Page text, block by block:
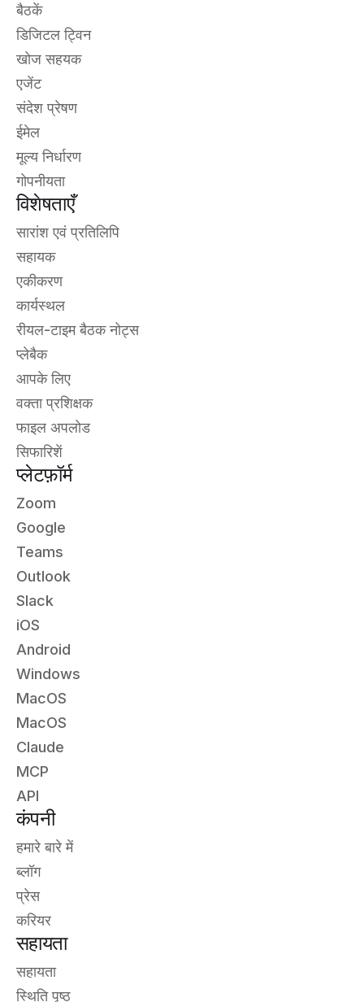
बैठकें
डिजिटल ट्विन
खोज सहयक
एजेंट
संदेश प्रेषण
ईमेल
मूल्य निर्धारण
गोपनीयता
विशेषताएँ
सारांश एवं प्रतिलिपि
सहायक
एकीकरण
कार्यस्थल
रीयल-टाइम बैठक नोट्स
प्लेबैक
आपके लिए
वक्ता प्रशिक्षक
फाइल अपलोड
सिफारिशें
प्लेटफ़ॉर्म
Zoom
Google
Teams
Outlook
Slack
iOS
Android
Windows
MacOS
MacOS
Claude
MCP
API
कंपनी
हमारे बारे में
ब्लॉग
प्रेस
करियर
सहायता
सहायता
स्थिति पृष्ठ